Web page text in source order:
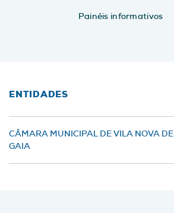
Painéis informativos
ENTIDADES
CÂMARA MUNICIPAL DE VILA NOVA DE
GAIA